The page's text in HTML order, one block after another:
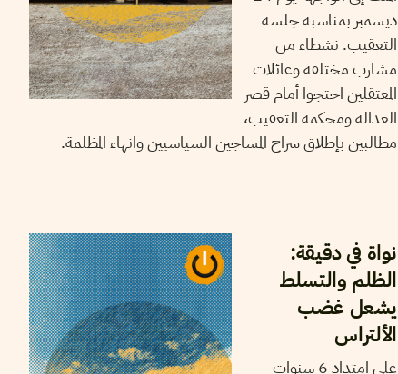
ديسمبر بمناسبة جلسة
التعقيب. نشطاء من
مشارب مختلفة وعائلات
المعتقلين احتجوا أمام قصر
العدالة ومحكمة التعقيب،
مطالبين بإطلاق سراح المساجين السياسيين وانهاء المظلمة.
نواة في دقيقة:
الظلم والتسلط
يشعل غضب
الألتراس
على امتداد 6 سنوات